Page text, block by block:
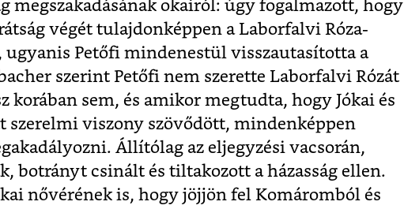
megszakadásának okairól: úgy fogalmazott, hogy
végét tulajdonképpen a Laborfalvi Róza-
ugyanis Petőfi mindenestül visszautasította a
szerint Petőfi nem szerette Laborfalvi Rózát
korában sem, és amikor megtudta, hogy Jókai és
szerelmi viszony szövődött, mindenképpen
Állítólag az eljegyzési vacsorán,
botrányt csinált és tiltakozott a házasság ellen.
nővérének is, hogy jöjjön fel Komáromból és